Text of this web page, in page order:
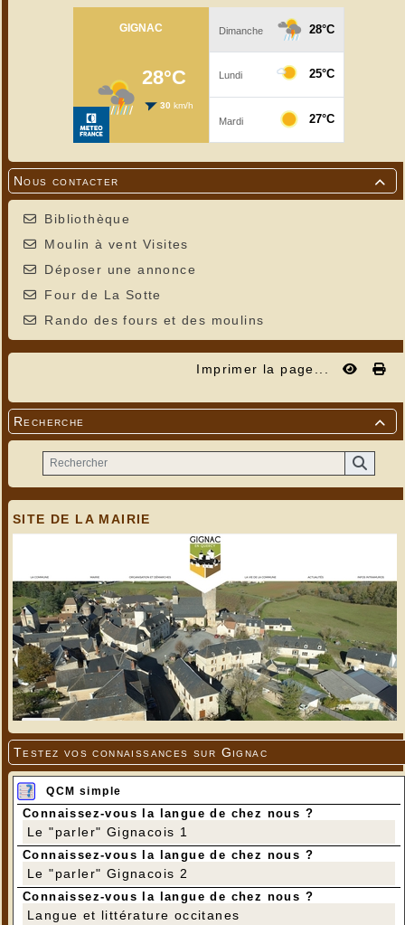

Nous contacter
Bibliothèque
Moulin à vent Visites
Déposer une annonce
Four de La Sotte
Rando des fours et des moulins
Imprimer la page...

Recherche
SITE DE LA MAIRIE
Testez vos connaissances sur Gignac
QCM simple
Connaissez-vous la langue de chez nous ?
Le "parler" Gignacois 1
Connaissez-vous la langue de chez nous ?
Le "parler" Gignacois 2
Connaissez-vous la langue de chez nous ?
Langue et littérature occitanes